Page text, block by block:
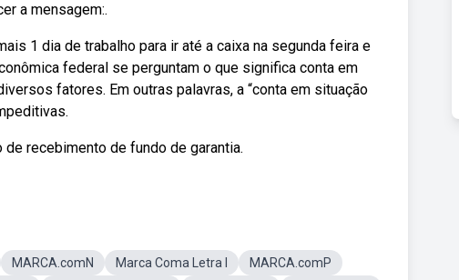
a mensagem:.
1 dia de trabalho para ir até a caixa na segunda feira e
federal se perguntam o que significa conta em
fatores. Em outras palavras, a “conta em situação
recebimento de fundo de garantia.
MARCA.comN Marca Coma Letra I
MARCA.comP